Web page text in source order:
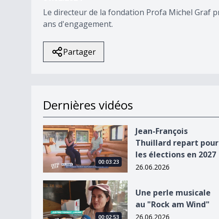
Le directeur de la fondation Profa Michel Graf
ans d'engagement.
Partager
Dernières vidéos
Jean-François Thuillard repart pour les élections
00:03:23
Jean-François
Thuillard repart pour
les élections en 2027
26.06.2026
Une perle musicale au &quot;Rock am Wind&quot;
00:02:53
Une perle musicale
au "Rock am Wind"
26.06.2026